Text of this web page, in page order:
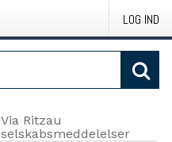
LOG IND
Via Ritzau
selskabsmeddelelser